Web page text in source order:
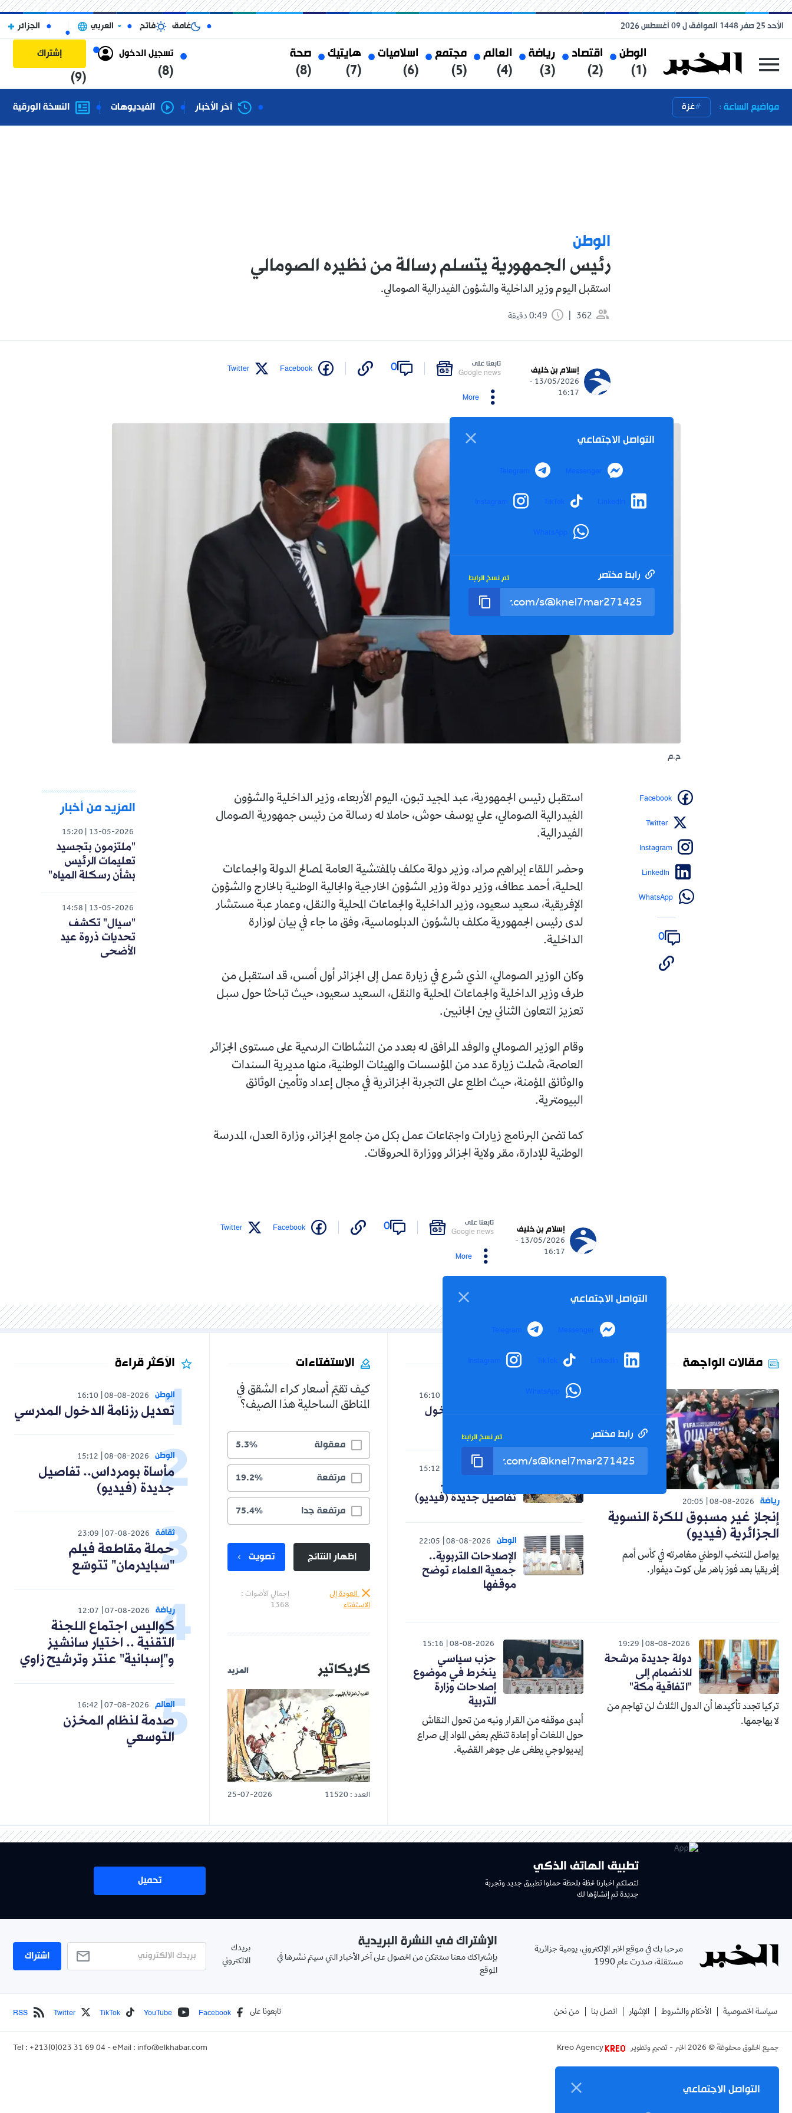
الوطن
(1)
اقتصاد
(2)
رياضة
(3)
العالم
(4)
مجتمع
(5)
اسلاميات
(6)
هايتيك
(7)
صحة
(8)
تسجيل الدخول
(8)
إشتراك
(9)
الأحد 25 صفر 1448 الموافق ل 09 أغسطس 2026 غامق فاتح العربي الجزائر
مواضيع الساعة : غزة آخر الأخبار الفيديوهات النسخة الورقية
الوطن
رئيس الجمهورية يتسلم رسالة من نظيره الصومالي
استقبل اليوم وزير الداخلية والشؤون الفيدرالية الصومالي.
362
إسلام بن خليف
13/05/2026 -
16:17
تابعنا على
Google news
0
Facebook
Twitter
More
التواصل الاجتماعي
Messenger
Telegram
LinkedIn
TikTok
Instagram
WhatsApp
رابط مختصر تم نسخ الرابط
ح.م
استقبل رئيس الجمهورية، عبد المجيد تبون، اليوم الأربعاء، وزير الداخلية والشؤون
الفيدرالية الصومالي، علي يوسف حوش، حاملا له رسالة من رئيس جمهورية الصومال
الفيدرالية.
وحضر اللقاء إبراهيم مراد، وزير دولة مكلف بالمفتشية العامة لمصالح الدولة والجماعات
المحلية، أحمد عطاف، وزير دولة وزير الشؤون الخارجية والجالية الوطنية بالخارج والشؤون
الإفريقية، سعيد سعيود، وزير الداخلية والجماعات المحلية والنقل، وعمار عبة مستشار
لدى رئيس الجمهورية مكلف بالشؤون الدبلوماسية، وفق ما جاء في بيان لوزارة
الداخلية.
وكان الوزير الصومالي، الذي شرع في زيارة عمل إلى الجزائر أول أمس، قد استقبل من
طرف وزير الداخلية والجماعات المحلية والنقل، السعيد سعيود، حيث تباحثا حول سبل
تعزيز التعاون الثنائي بين الجانبين.
وقام الوزير الصومالي والوفد المرافق له بعدد من النشاطات الرسمية على مستوى الجزائر
العاصمة، شملت زيارة عدد من المؤسسات والهيئات الوطنية، منها مديرية السندات
والوثائق المؤمنة، حيث اطلع على التجربة الجزائرية في مجال إعداد وتأمين الوثائق
البيومترية.
كما تضمن البرنامج زيارات واجتماعات عمل بكل من جامع الجزائر، وزارة العدل، المدرسة
الوطنية للإدارة، مقر ولاية الجزائر ووزارة المحروقات.
Facebook
Twitter
Instagram
LinkedIn
WhatsApp
0
المزيد من أخبار
13-05-2026
15:20
"ملتزمون بتجسيد
تعليمات الرئيس
بشأن رسكلة المياه"
13-05-2026
14:58
"سيال" تكشف
تحديات ذروة عيد
الأضحى
إسلام بن خليف
13/05/2026 -
16:17
تابعنا على
Google news
0
Facebook
Twitter
More
التواصل الاجتماعي
Messenger
Telegram
LinkedIn
TikTok
Instagram
WhatsApp
رابط مختصر تم نسخ الرابط
مقالات الواجهة
رياضة 08-08-2026
20:05
إنجاز غير مسبوق للكرة النسوية
الجزائرية (فيديو)
يواصل المنتخب الوطني مغامرته في كأس أمم
إفريقيا بعد فوز باهر على كوت ديفوار.
16:10
تعديل رزنامة الدخول
الوطن 08-08-2026
15:12
مأساة بومرداس..
تفاصيل جديدة (فيديو)
الوطن 08-08-2026
22:05
الإصلاحات التربوية..
جمعية العلماء توضح
موقفها
08-08-2026
19:29
دولة جديدة مرشحة
للانضمام إلى
"اتفاقية مكة"
تركيا تجدد تأكيدها أن الدول الثلاث لن تهاجم من
لا يهاجمها.
08-08-2026
15:16
حزب سياسي
ينخرط في موضوع
إصلاحات وزارة
التربية
أبدى موقفه من القرار ونبه من تحول النقاش
حول اللغات أو إعادة تنظيم بعض المواد إلى صراع
إيديولوجي يطغى على جوهر القضية.
الاستفتاءات
كيف تقيّم أسعار كراء الشقق في
المناطق الساحلية هذا الصيف؟
معقولة 5.3%
مرتفعة 19.2%
مرتفعة جدا 75.4%
إظهار النتائج تصويت
العودة إلى
الاستفتاء
إجمالي الأصوات :
1368
كاريكاتير المزيد
العدد : 11520 25-07-2026
الأكثر قراءة
الوطن 08-08-2026
16:10
تعديل رزنامة الدخول المدرسي
الوطن 08-08-2026
15:12
مأساة بومرداس.. تفاصيل
جديدة (فيديو)
ثقافة 07-08-2026
23:09
حملة مقاطعة فيلم
"سبايدرمان" تتوسّع
رياضة 07-08-2026
12:07
كواليس اجتماع اللجنة
التقنية .. اختيار سانشيز
و"إسبانية" عنتر وترشيح زاوي
العالم 07-08-2026
16:42
صدمة لنظام المخزن
التوسعي
تطبيق الهاتف الذكي
لتصلكم اخبارنا لحظة بلحظة حملوا تطبيق جديد وتجربة
جديدة تم إنشاؤها لك
تحميل
مرحبا بك في موقع الخبر الإلكتروني، يومية جزائرية
مستقلة، صدرت عام 1990
الإشتراك في النشرة البريدية
بإشتراكك معنا ستتمكن من الحصول على آخر الأخبار التي سيتم نشرها في
الموقع
بريدك
الالكتروني
اشتراك
سياسة الخصوصية الأحكام والشروط الإشهار اتصل بنا من نحن تابعونا على Facebook
YouTube
TikTok
Twitter
RSS
جميع الحقوق محفوظة © 2026 الخبر - تصميم وتطوير Kreo Agency
Tel : +213(0)023 31 69 04 - eMail : info@elkhabar.com
التواصل الاجتماعي